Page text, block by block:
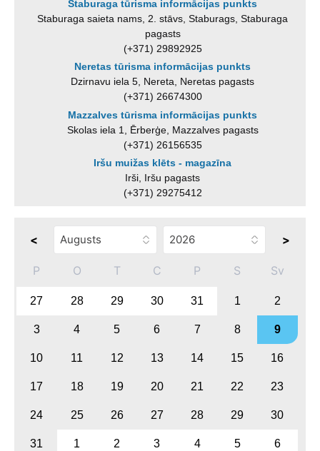
Staburaga tūrisma informācijas punkts
Staburaga saieta nams, 2. stāvs, Staburags, Staburaga
pagasts
(+371) 29892925
Neretas tūrisma informācijas punkts
Dzirnavu iela 5, Nereta, Neretas pagasts
(+371) 26674300
Mazzalves tūrisma informācijas punkts
Skolas iela 1, Ērberģe, Mazzalves pagasts
(+371) 26156535
Iršu muižas klēts - magazīna
Irši, Iršu pagasts
(+371) 29275412
< >
P O T C P S Sv
27 28 29 30 31 1 2
3 4 5 6 7 8 9
10 11 12 13 14 15 16
17 18 19 20 21 22 23
24 25 26 27 28 29 30
31 1 2 3 4 5 6